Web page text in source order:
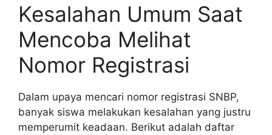
Kesalahan Umum Saat
Mencoba Melihat
Nomor Registrasi
Dalam upaya mencari nomor registrasi SNBP,
banyak siswa melakukan kesalahan yang justru
memperumit keadaan. Berikut adalah daftar